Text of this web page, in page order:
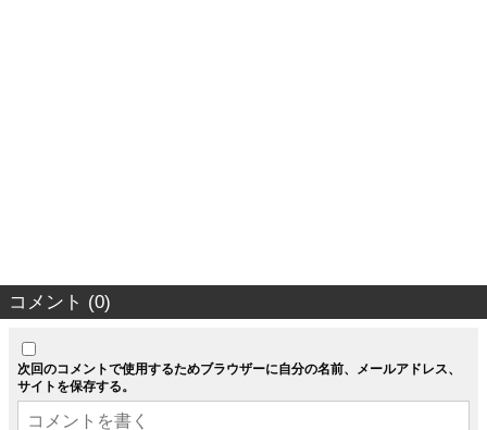
コメント (0)
次回のコメントで使用するためブラウザーに自分の名前、メールアドレス、
サイトを保存する。